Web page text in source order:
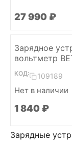
Зарядные
27 990 ₽
Зарядное
вольтметр
XH2.54 (with
КОД: 109189
Нет в наличии
1 840 ₽